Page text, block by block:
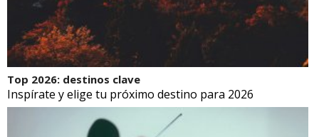
Top 2026: destinos clave
Inspírate y elige tu próximo destino para 2026